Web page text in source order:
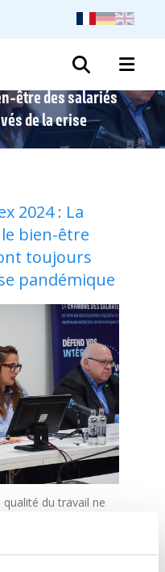
être des salariés
de la crise
2024 : La
bien-être
toujours
pandémique
du travail ne
évaluent leur